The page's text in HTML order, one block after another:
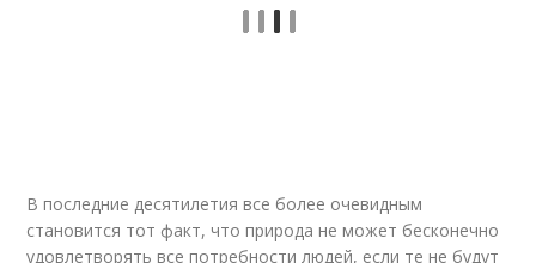
В последние десятилетия все более очевидным
становится тот факт, что природа не может бесконечно
удовлетворять все потребности людей, если те не будут